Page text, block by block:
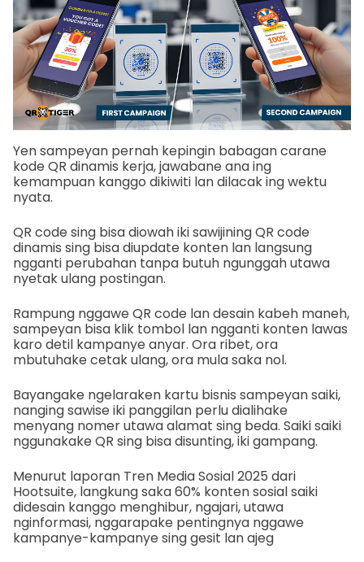
Yen sampeyan pernah kepingin babagan carane
kode QR dinamis kerja, jawabane ana ing
kemampuan kanggo dikiwiti lan dilacak ing wektu
nyata.
QR code sing bisa diowah iki sawijining QR code
dinamis sing bisa diupdate konten lan langsung
ngganti perubahan tanpa butuh ngunggah utawa
nyetak ulang postingan.
Rampung nggawe QR code lan desain kabeh maneh,
sampeyan bisa klik tombol lan ngganti konten lawas
karo detil kampanye anyar. Ora ribet, ora
mbutuhake cetak ulang, ora mula saka nol.
Bayangake ngelaraken kartu bisnis sampeyan saiki,
nanging sawise iki panggilan perlu dialihake
menyang nomer utawa alamat sing beda. Saiki saiki
nggunakake QR sing bisa disunting, iki gampang.
Menurut laporan Tren Media Sosial 2025 dari
Hootsuite, langkung saka 60% konten sosial saiki
didesain kanggo menghibur, ngajari, utawa
nginformasi, nggarapake pentingnya nggawe
kampanye-kampanye sing gesit lan ajeg